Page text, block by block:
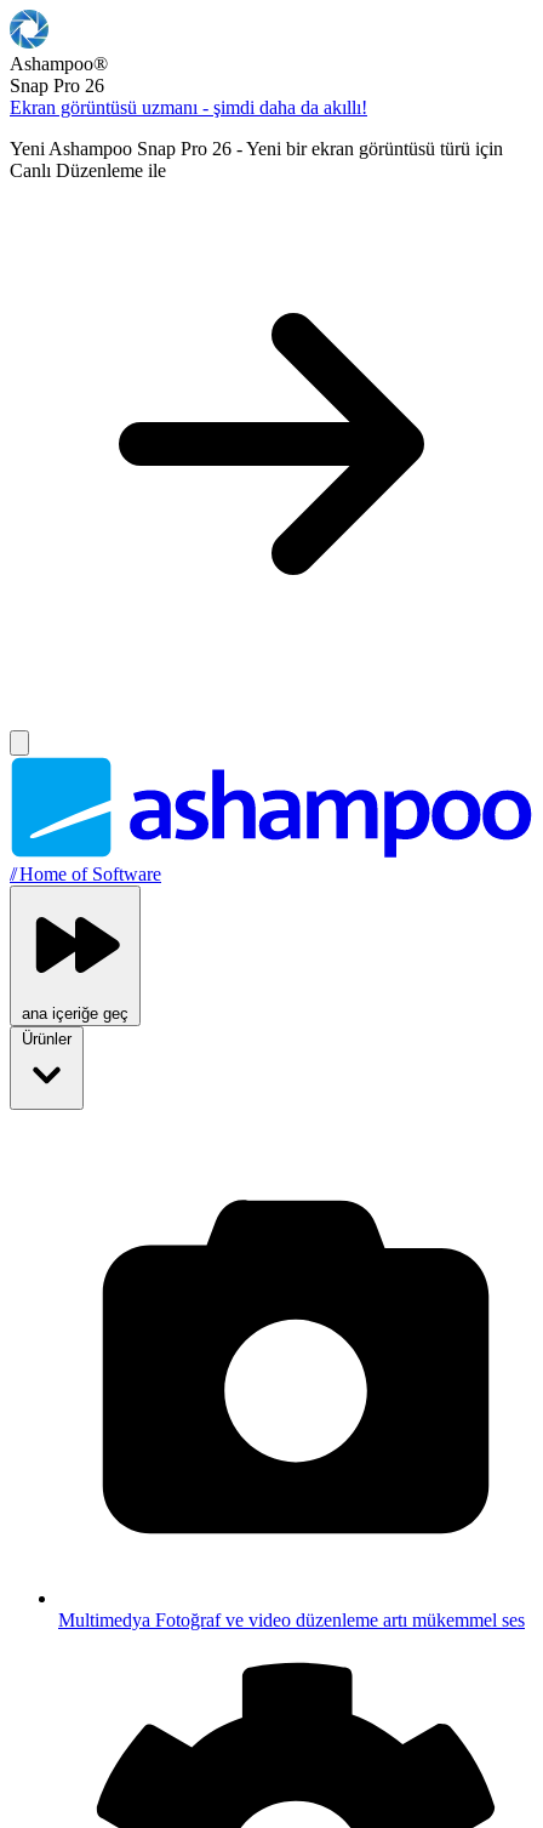
Ashampoo®
Snap Pro 26
Ekran görüntüsü uzmanı - şimdi daha da akıllı!
Yeni Ashampoo Snap Pro 26 - Yeni bir ekran görüntüsü türü için
Canlı Düzenleme ile
//Home of Software
ana içeriğe geç
Ürünler
Multimedya Fotoğraf ve video düzenleme artı mükemmel ses